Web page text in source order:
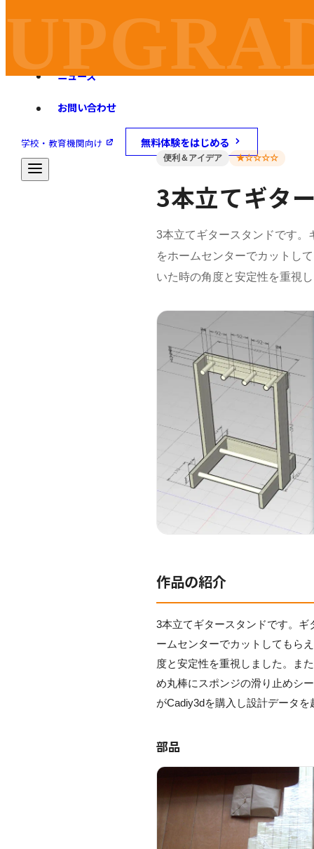
旧バージョンダウンロード
ニュース
お問い合わせ
学校・教育機関向け 無料体験をはじめる
便利＆アイデア ★☆☆☆☆
3本立てギタ
3本立てギタースタンドです
をホームセンターでカットし
いた時の角度と安定性を重視
作品の紹介
3本立てギタースタンドです。
ームセンターでカットしてもら
度と安定性を重視しました。ま
め丸棒にスポンジの滑り止めシ
がCadiy3dを購入し設計データ
部品